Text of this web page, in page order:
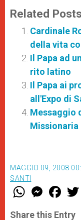
Related
Cardinale
della vita
Il Papa ad
rito latino
Il Papa ai
all'Expo di
Messaggio
Missionaria
MAGGIO 09, 2008
SANTI
W
t
M
e
s
F
a
e
Share this Entry